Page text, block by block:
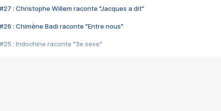
#27 : Christophe Willem raconte "Jacques a dit"
#26 : Chimène Badi raconte "Entre nous"
#25 : Indochine raconte "3e sexe"